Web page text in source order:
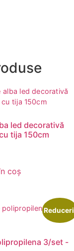
led decorativă
tija 150cm
coș
3/set -